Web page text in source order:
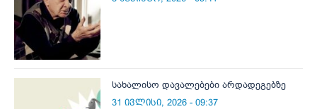
სახალისო დავალებები არდადეგებზე
31 ივლისი, 2026 - 09:37